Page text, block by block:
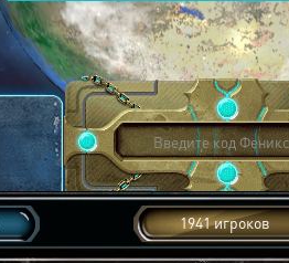
1941 игроков